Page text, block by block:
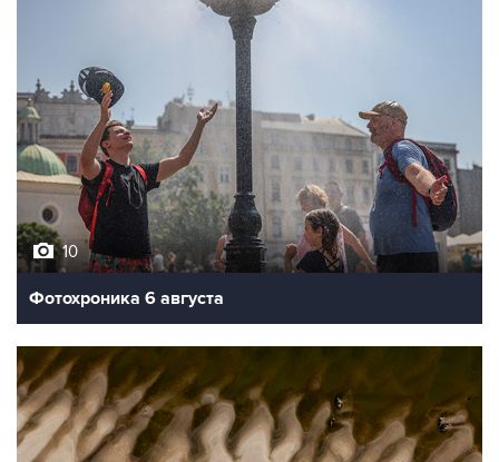
10
Фотохроника 6 августа